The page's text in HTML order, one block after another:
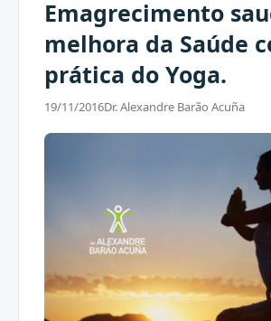
Emagrecimento
melhora da Saúde
prática do Yoga.
19/11/2016Dr. Alexandre Barão Acuña